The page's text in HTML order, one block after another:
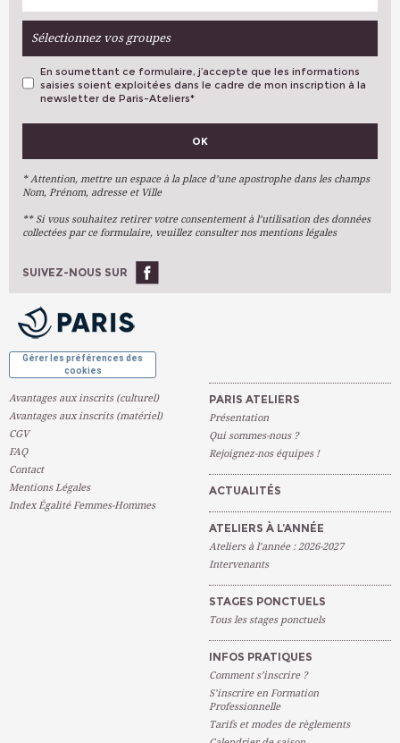
Sélectionnez vos groupes
VOS PRÉFÉRENCES
Arts Plastiques
Arts Du Texte
Arts Numériques
Ateliers À L'année
En soumettant ce formulaire, j’accepte que les informations
saisies soient exploitées dans le cadre de mon inscription à la
newsletter de Paris-Ateliers*
OK
* Attention, mettre un espace à la place d’une apostrophe dans les champs
Nom, Prénom, adresse et Ville
** Si vous souhaitez retirer votre consentement à l’utilisation des données
collectées par ce formulaire, veuillez consulter nos mentions légales
SUIVEZ-NOUS SUR
Gérer les préférences des
cookies
Avantages aux inscrits (culturel)
Avantages aux inscrits (matériel)
CGV
FAQ
Contact
Mentions Légales
Index Égalité Femmes-Hommes
PARIS ATELIERS
Présentation
Qui sommes-nous ?
Rejoignez-nos équipes !
ACTUALITÉS
ATELIERS À L’ANNÉE
Ateliers à l’année : 2026-2027
Intervenants
STAGES PONCTUELS
Tous les stages ponctuels
INFOS PRATIQUES
Comment s’inscrire ?
S’inscrire en Formation
Professionnelle
Tarifs et modes de règlements